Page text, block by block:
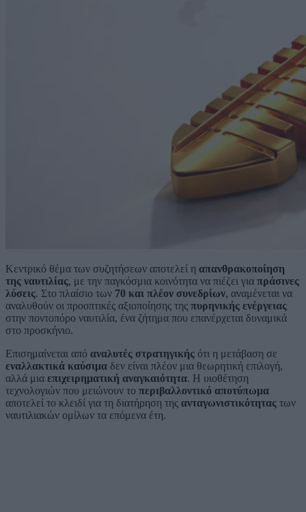
Κεντρικό θέμα των συζητήσεων αποτελεί η απανθρακοποίηση
της ναυτιλίας, με την παγκόσμια κοινότητα να πιέζει για πράσινες
λύσεις. Στο πλαίσιο των 70 και πλέον συνεδρίων, αναμένεται να
αναλυθούν οι προοπτικές αξιοποίησης της πυρηνικής ενέργειας
στην ποντοπόρο ναυτιλία, ένα ζήτημα που επανέρχεται δυναμικά
στο προσκήνιο.
Επισημαίνεται από αναλυτές στρατηγικής ότι η μετάβαση σε
εναλλακτικά καύσιμα δεν είναι πλέον μια θεωρητική επιλογή,
αλλά μια επιχειρηματική αναγκαιότητα. Η υιοθέτηση
τεχνολογιών που μειώνουν το περιβαλλοντικό αποτύπωμα
αποτελεί το κλειδί για τη διατήρηση της ανταγωνιστικότητας των
ναυτιλιακών ομίλων τα επόμενα έτη.